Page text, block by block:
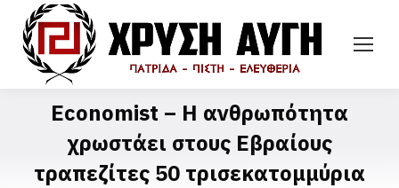
Economist – Η ανθρωπότητα
χρωστάει στους Εβραίους
τραπεζίτες 50 τρισεκατομμύρια